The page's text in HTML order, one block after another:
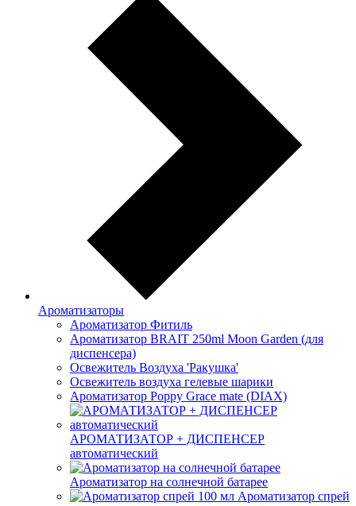
Ароматизаторы
Ароматизатор Фитиль
Ароматизатор BRAIT 250ml Moon Garden (для
диспенсера)
Освежитель Воздуха 'Ракушка'
Освежитель воздуха гелевые шарики
Ароматизатор Poppy Grace mate (DIAX)
АРОМАТИЗАТОР + ДИСПЕНСЕР
автоматический
Ароматизатор на солнечной батарее
Ароматизатор спрей